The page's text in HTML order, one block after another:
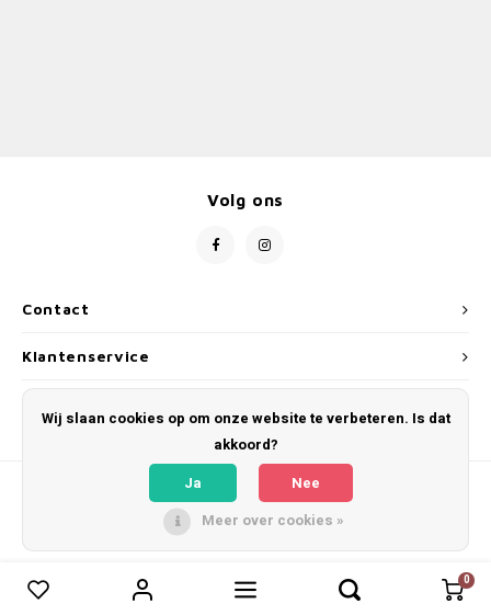
0
Contact
Volg ons
Klantenservice
© Copyright 2026 Jurjens Design - Powered byLightspeed
Vergelijk producten 0
Wij slaan cookies op om onze website te verbeteren. Is dat
akkoord?
Ja
Nee
Meer over cookies »